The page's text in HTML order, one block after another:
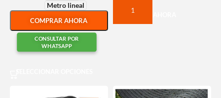
Metro lineal
COMPRAR AHORA
CONSULTAR POR
WHATSAPP
COMPRAR AHORA